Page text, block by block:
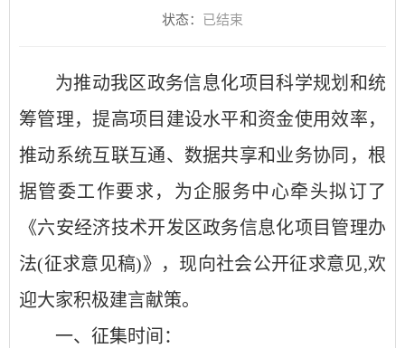
状态： 已结束
为推动我区政务信息化项目科学规划和统
筹管理，提高项目建设水平和资金使用效率，
推动系统互联互通、数据共享和业务协同，根
据管委工作要求， 为企服务中心牵头拟订了
《六安经济技术开发区政务信息化项目管理办
法(征求意见稿)》，现向社会公开征求意见,欢
迎大家积极建言献策。
一、征集时间：